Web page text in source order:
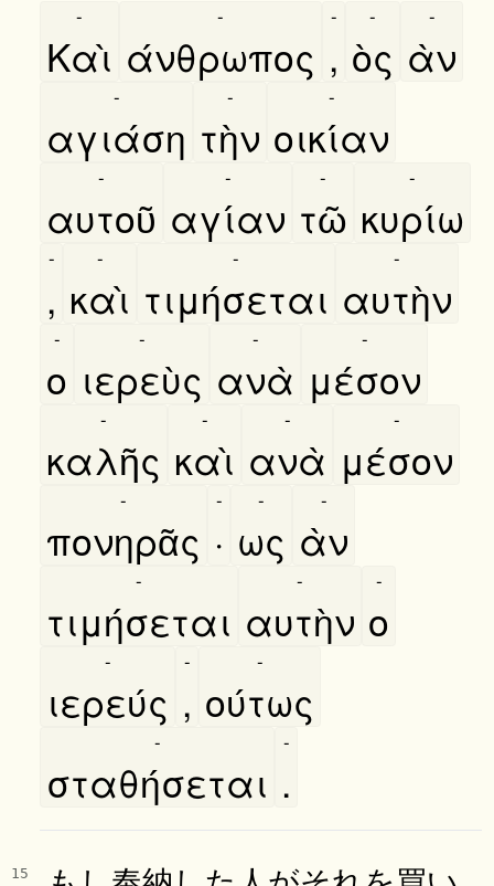
Καὶ
-
άνθρωπος
-
,
-
ὸς
-
ὰν
-
αγιάση
-
τὴν
-
οικίαν
-
αυτοῦ
-
αγίαν
-
τῶ
-
κυρίω
-
,
-
καὶ
-
τιμήσεται
-
αυτὴν
-
ο
-
ιερεὺς
-
ανὰ
-
μέσον
-
καλῆς
-
καὶ
-
ανὰ
-
μέσον
-
πονηρᾶς
-
·
-
ως
-
ὰν
-
τιμήσεται
-
αυτὴν
-
ο
-
ιερεύς
-
,
-
ούτως
-
σταθήσεται
-
.
-
15